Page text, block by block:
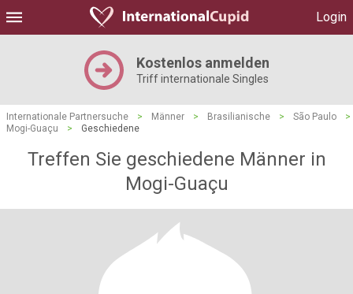
Login
Kostenlos anmelden
Triff internationale Singles
Internationale Partnersuche > Männer > Brasilianische > São Paulo
>
Mogi-Guaçu
> Geschiedene
Treffen Sie geschiedene Männer in
Mogi-Guaçu